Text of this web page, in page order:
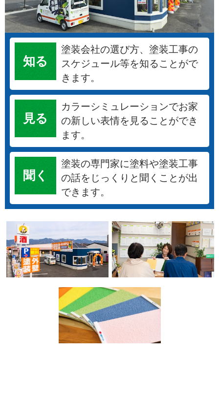
知る
塗装会社の選び方、塗装工事の
スケジュール等を知ることがで
きます。
見る
カラーシミュレーションでお家
の新しい表情を見ることができ
ます。
聞く
塗装の専門家に塗料や塗装工事
の話をじっくりと聞くことが出
できます。